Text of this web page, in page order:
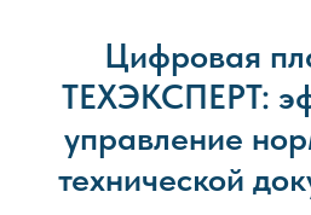
Цифровая
ТЕХЭКСПЕРТ:
управление
технической